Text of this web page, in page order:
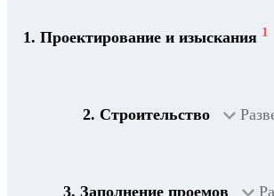
1. Проектирование и изыскания 1
2. Строительство
3. Заполнение проемов